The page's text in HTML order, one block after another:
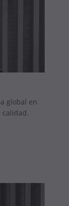
global en
calidad.